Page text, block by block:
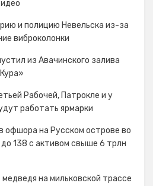
и полицию Невельска из-за
виброколонки
из Авачинского залива
Рабочей, Патрокле и у
работать ярмарки
офшора на Русском острове во
138 с активом свыше 6 трлн
на мильковской трассе